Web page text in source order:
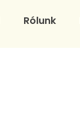
Rólunk